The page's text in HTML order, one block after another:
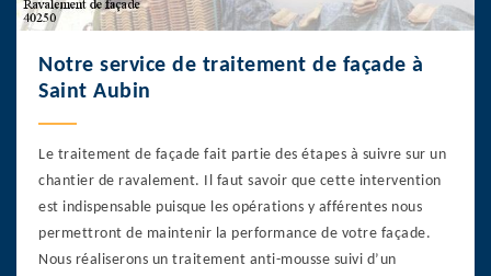
Notre service de traitement de façade à
Saint Aubin
Le traitement de façade fait partie des étapes à suivre sur un
chantier de ravalement. Il faut savoir que cette intervention
est indispensable puisque les opérations y afférentes nous
permettront de maintenir la performance de votre façade.
Nous réaliserons un traitement anti-mousse suivi d’un